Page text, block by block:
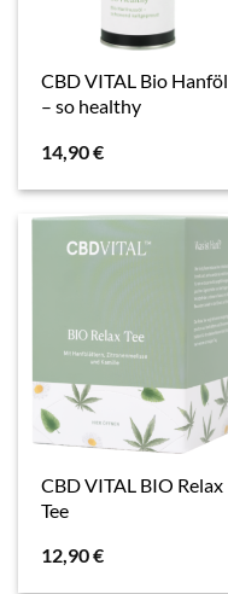
CBD VITAL Bio Hanföl
– so healthy
14,90€
CBD VITAL BIO Relax
Tee
12,90€